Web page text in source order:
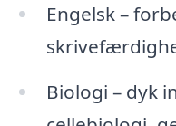
Engelsk –
Biologi – dyk